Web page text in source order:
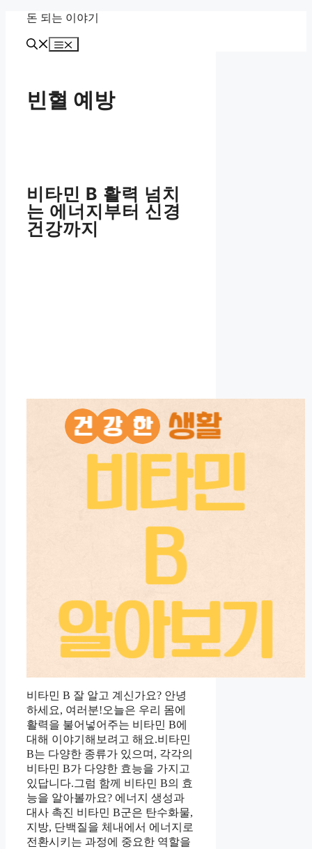
content
돈 되는 이야기
Menu
빈혈 예방
비타민 B 활력 넘치
는 에너지부터 신경
건강까지
비타민 B 잘 알고 계신가요? 안녕
하세요, 여러분!오늘은 우리 몸에
활력을 불어넣어주는 비타민 B에
대해 이야기해보려고 해요.비타민
B는 다양한 종류가 있으며, 각각의
비타민 B가 다양한 효능을 가지고
있답니다.그럼 함께 비타민 B의 효
능을 알아볼까요? 에너지 생성과
대사 촉진 비타민 B군은 탄수화물,
지방, 단백질을 체내에서 에너지로
전환시키는 과정에 중요한 역할을